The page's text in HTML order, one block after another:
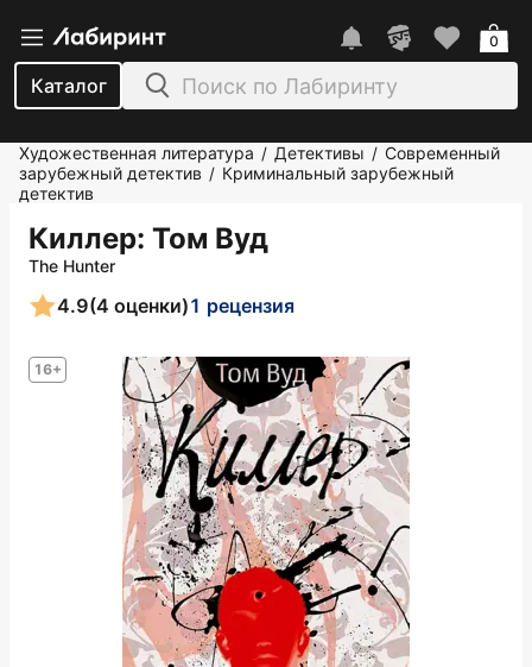
Каталог
0
Художественная литература / Детективы / Современный
зарубежный детектив / Криминальный зарубежный
детектив
Киллер: Том Вуд
The Hunter
16+
4.9(4 оценки)1 рецензия